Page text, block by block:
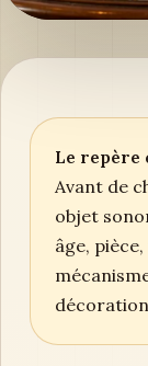
Le repère
Avant de
objet
âge,